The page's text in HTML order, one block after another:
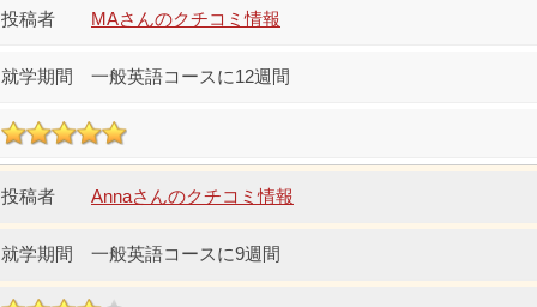
MAさんのクチコミ情報
一般英語コースに12週間
Annaさんのクチコミ情報
一般英語コースに9週間